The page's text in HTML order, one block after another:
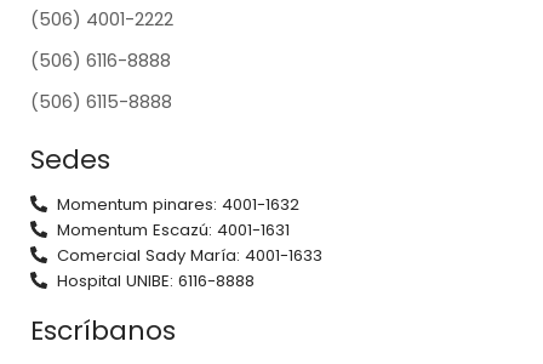
(506) 4001-2222
(506) 6116-8888
(506) 6115-8888
Sedes
Momentum pinares: 4001-1632
Momentum Escazú: 4001-1631
Comercial Sady María: 4001-1633
Hospital UNIBE: 6116-8888
Escríbanos